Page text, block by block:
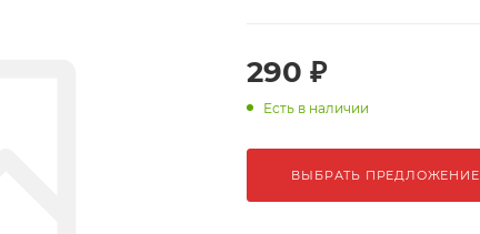
290 ₽
Есть в наличии
ВЫБРАТЬ ПРЕДЛОЖЕНИЕ